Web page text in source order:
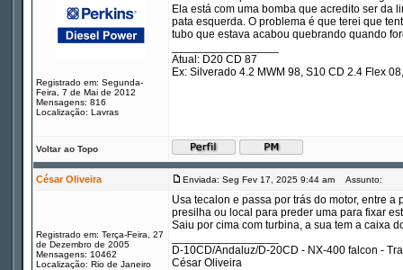
Registrado em: Segunda-
Feira, 7 de Mai de 2012
Mensagens: 816
Localização: Lavras
Ela está com uma bomba que acredito ser da
pata esquerda. O problema é que terei que
tubo que estava acabou quebrando quando
Atual: D20 CD 87
Ex: Silverado 4.2 MWM 98, S10 CD 2.4 Flex
Voltar ao Topo
César Oliveira Enviada: Seg Fev 17, 2025 9:44 am Assunto:
Registrado em: Terça-Feira, 27
de Dezembro de 2005
Mensagens: 10462
Localização: Rio de Janeiro
Usa tecalon e passa por trás do motor, entre
presilha ou local para preder uma para fixar
Saiu por cima com turbina, a sua tem a caixa
D-10CD/Andaluz/D-20CD - NX-400 falcon -
César Oliveira